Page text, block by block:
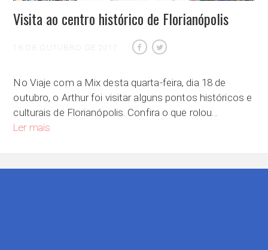
Visita ao centro histórico de Florianópolis
18 DE OUTUBRO DE 2017
No Viaje com a Mix desta quarta-feira, dia 18 de
outubro, o Arthur foi visitar alguns pontos históricos e
culturais de Florianópolis. Confira o que rolou…
Ler mais